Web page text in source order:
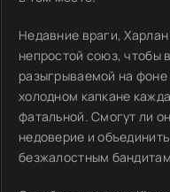
Недавние враги,
непростой союз, чтобы
разыгрываемой на
холодном капкане
фатальной. Смогут ли
недоверие и
безжалостным